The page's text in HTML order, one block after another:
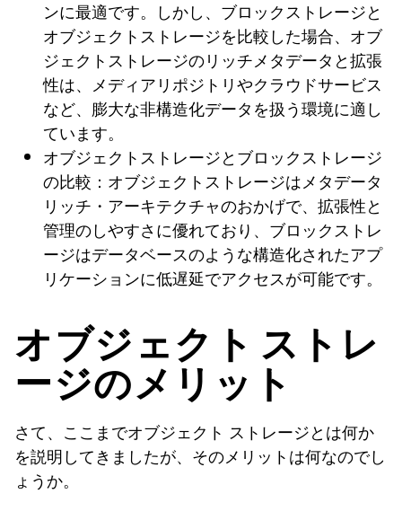
ンに最適です。しかし、ブロックストレージと
オブジェクトストレージを比較した場合、オブ
ジェクトストレージのリッチメタデータと拡張
性は、メディアリポジトリやクラウドサービス
など、膨大な非構造化データを扱う環境に適し
ています。
オブジェクトストレージとブロックストレージ
の比較：オブジェクトストレージはメタデータ
リッチ・アーキテクチャのおかげで、拡張性と
管理のしやすさに優れており、ブロックストレ
ージはデータベースのような構造化されたアプ
リケーションに低遅延でアクセスが可能です。
オブジェクト ストレ
ージのメリット
さて、ここまでオブジェクト ストレージとは何か
を説明してきましたが、そのメリットは何なのでし
ょうか。